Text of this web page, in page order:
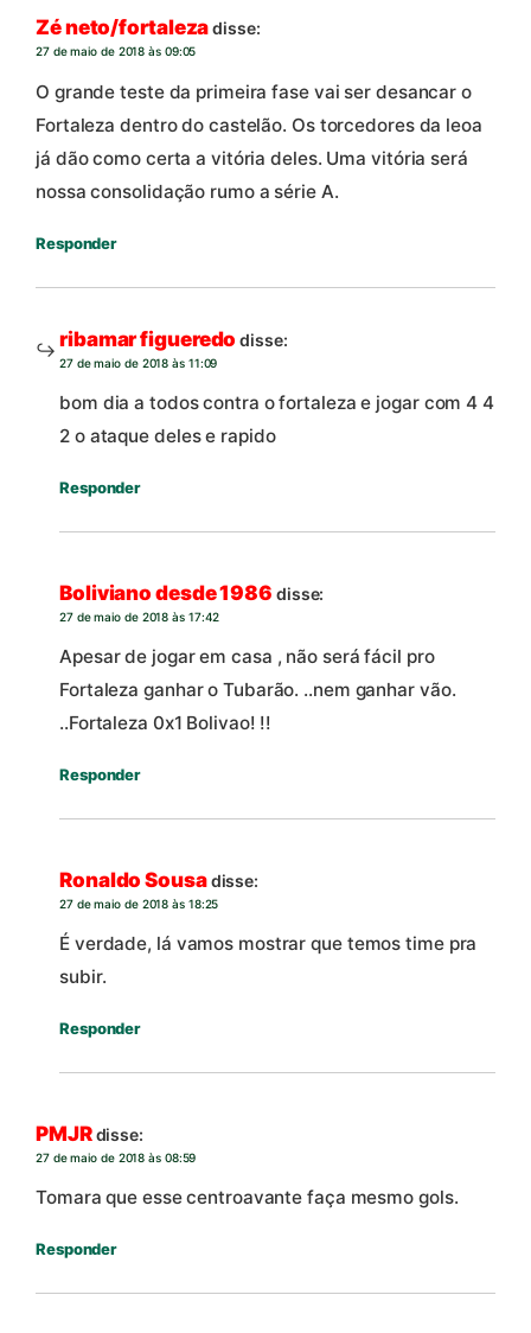
Zé neto/fortalezadisse:
27 de maio de 2018 às 09:05
O grande teste da primeira fase vai ser desancar o
Fortaleza dentro do castelão. Os torcedores da leoa
já dão como certa a vitória deles. Uma vitória será
nossa consolidação rumo a série A.
Responder
ribamar figueredo disse:
27 de maio de 2018 às 11:09
bom dia a todos contra o fortaleza e jogar com 4 4
2 o ataque deles e rapido
Responder
Boliviano desde 1986 disse:
27 de maio de 2018 às 17:42
Apesar de jogar em casa , não será fácil pro
Fortaleza ganhar o Tubarão. ..nem ganhar vão.
..Fortaleza 0x1 Bolivao! !!
Responder
Ronaldo Sousadisse:
27 de maio de 2018 às 18:25
É verdade, lá vamos mostrar que temos time pra
subir.
Responder
PMJRdisse:
27 de maio de 2018 às 08:59
Tomara que esse centroavante faça mesmo gols.
Responder